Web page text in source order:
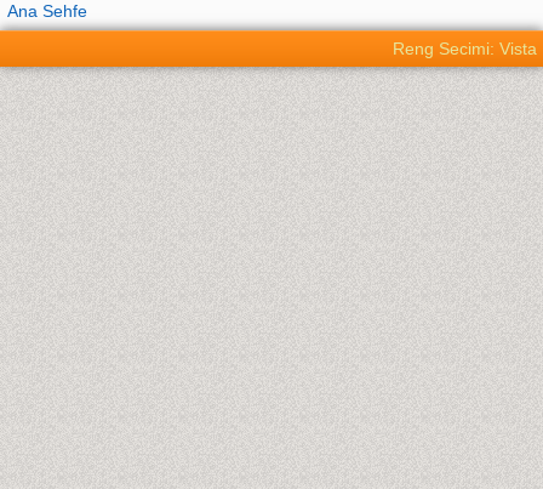
Ana Sehfe
Reng Secimi: Vista